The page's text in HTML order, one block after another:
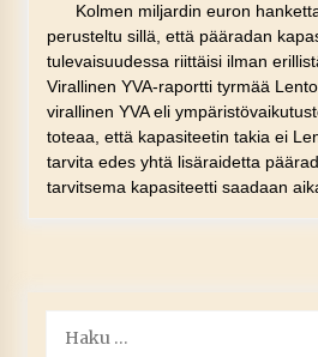
Kolmen miljardin euron
perusteltu sillä, että pääradan
tulevaisuudessa riittäisi ilman
Virallinen YVA-raportti tyrmää
virallinen YVA eli
toteaa, että kapasiteetin takia ei
tarvita edes yhtä lisäraidetta
tarvitsema kapasiteetti saadaan